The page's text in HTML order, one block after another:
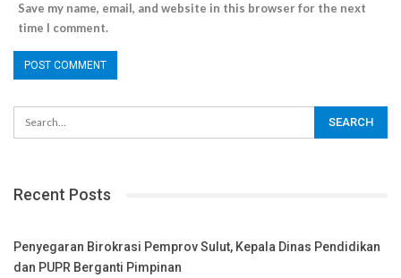
Save my name, email, and website in this browser for the next
time I comment.
Recent Posts
Penyegaran Birokrasi Pemprov Sulut, Kepala Dinas Pendidikan
dan PUPR Berganti Pimpinan